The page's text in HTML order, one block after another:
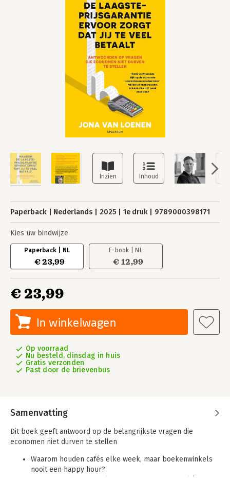
Paperback Nederlands 2025 1e druk 9789000398171
Kies uw bindwijze
Paperback | NL
€ 23,99
E-book | NL
€ 12,99
€ 23,99
In winkelwagen
Op voorraad
Nu besteld, dinsdag in huis
Gratis verzonden
Past door de brievenbus
Samenvatting
Dit boek geeft antwoord op de belangrijkste vragen die
economen niet durven te stellen
Waarom houden cafés elke week, maar boekenwinkels
nooit een happy hour?